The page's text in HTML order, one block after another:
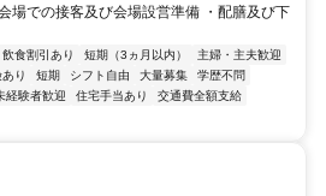
場での接客及び会場設営準備 ・配膳及び下
飲食割引あり 短期（3ヵ月以内）
主婦・主夫歓迎
り 短期 シフト自由 大量募集
学歴不問
経験者歓迎 住宅手当あり
交通費全額支給